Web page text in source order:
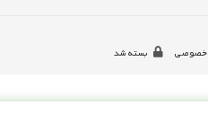
خصوصی بسته شد